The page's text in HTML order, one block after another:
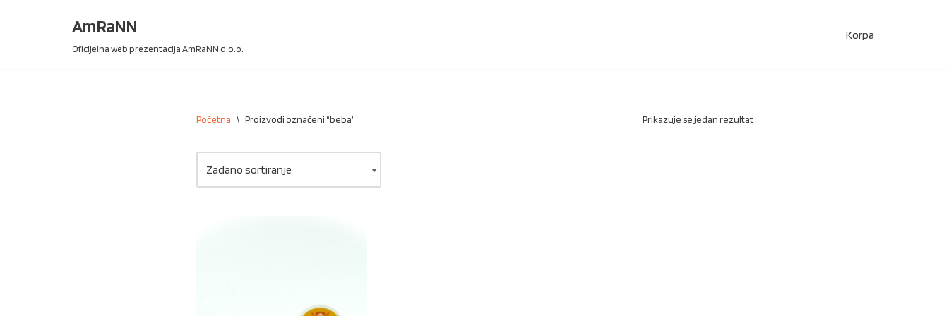
AmRaNN
Oficijelna web prezentacija AmRaNN d.o.o.
Korpa
Početna \ Proizvodi označeni “beba” Prikazuje se jedan rezultat